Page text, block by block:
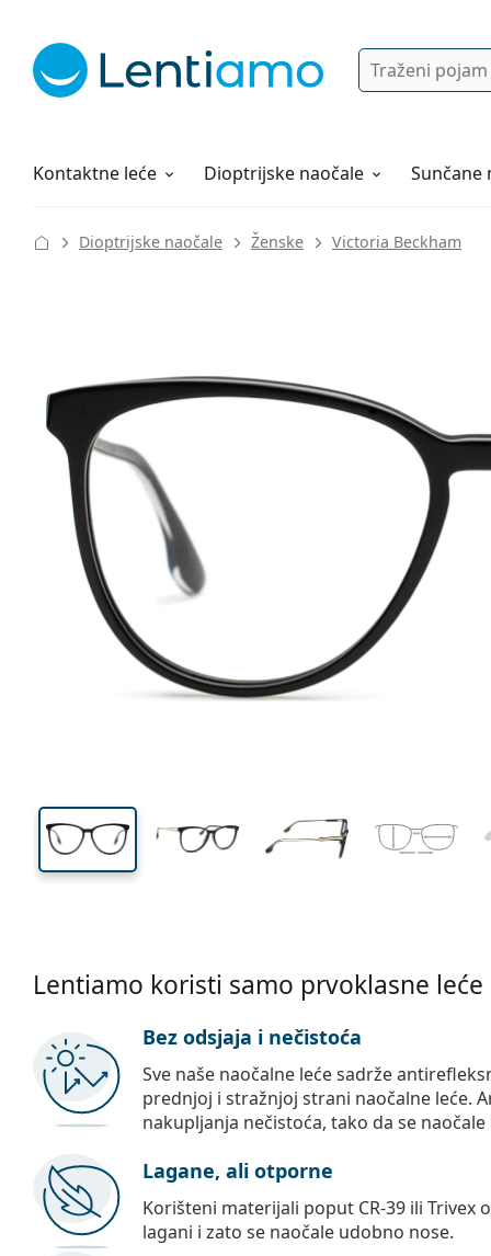
Pretraga
Kontaktne leće
Otopine za leće Dioptrijske naočale Sunčane
Sve o kupovini
Dioptrijske naočale Ženske Victoria Beckham
45 mm
Visina leće
54 mm
Širina leće
Lentiamo koristi samo prvoklasne leće
Bez odsjaja i nečistoća
Sve naše naočalne leće sadrže
prednjoj i stražnjoj strani naočalne leće.
nakupljanja nečistoća, tako da se naočale
Lagane, ali otporne
Korišteni materijali poput CR-39 ili Trivex
lagani i zato se naočale udobno nose.